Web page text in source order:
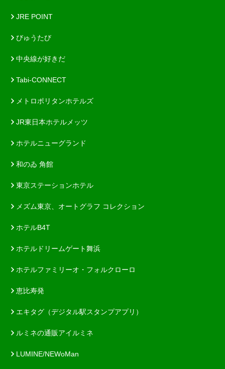
JRE POINT
びゅうたび
中央線が好きだ
Tabi-CONNECT
メトロポリタンホテルズ
JR東日本ホテルメッツ
ホテルニューグランド
和のゐ 角館
東京ステーションホテル
メズム東京、オートグラフ コレクション
ホテルB4T
ホテルドリームゲート舞浜
ホテルファミリーオ・フォルクローロ
恵比寿発
エキタグ（デジタル駅スタンプアプリ）
ルミネの通販アイルミネ
LUMINE/NEWoMan